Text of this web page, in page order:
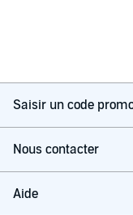
Saisir un code
Nous contacter
Aide